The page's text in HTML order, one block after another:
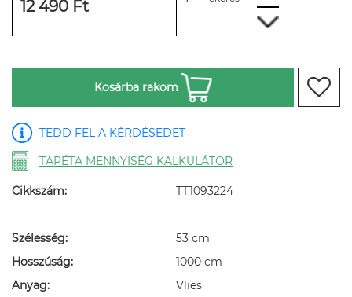
12 490 Ft
Kosárba rakom
TEDD FEL A KÉRDÉSEDET
TAPÉTA MENNYISÉG KALKULÁTOR
Cikkszám: TT1093224
Szélesség:
53 cm
Hosszúság:
1000 cm
Anyag:
Vlies